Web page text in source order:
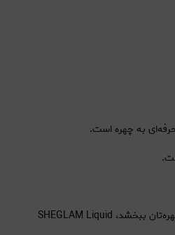
🛍 اگر به دنبال یک کانتور مایع حرفه‌ای با بافت سبک و ماندگاری بالا هستید که فرم‌دهی دقیق و زیبایی به چهره‌تان ببخشد، SHEGLAM Liquid